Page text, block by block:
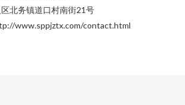
北务镇道口村南街21号
www.sppjztx.com/contact.html